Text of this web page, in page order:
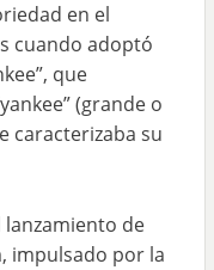
en el
cuando adoptó
que
(grande o
caracterizaba su
lanzamiento de
impulsado por la